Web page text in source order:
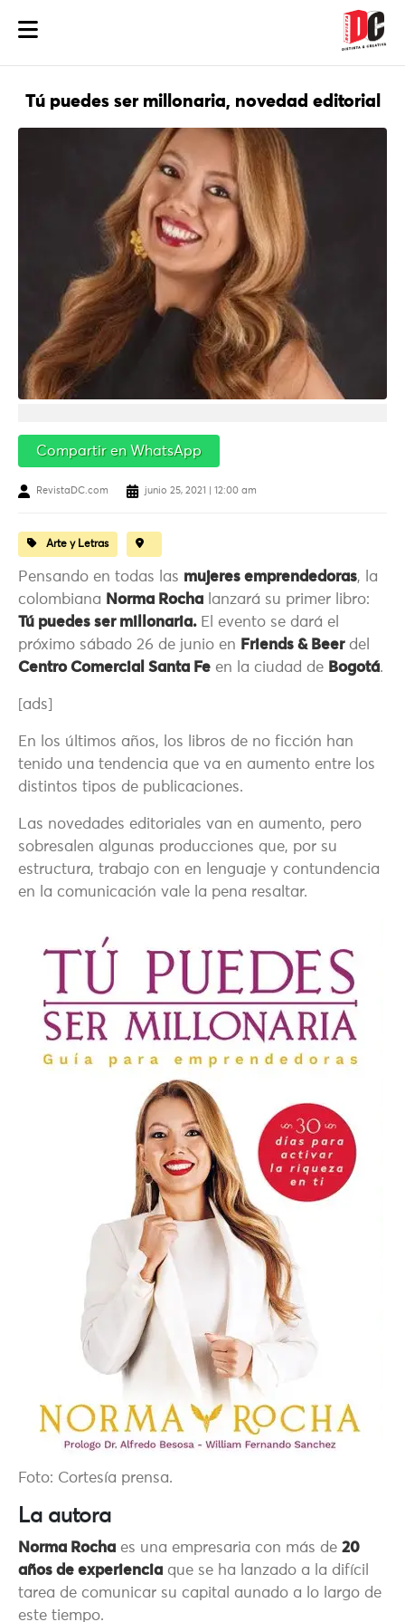
Tú puedes ser millonaria, novedad editorial
Compartir en WhatsApp
RevistaDC.com junio 25, 2021 | 12:00 am
Arte y Letras
Pensando en todas las mujeres emprendedoras, la
colombiana Norma Rocha lanzará su primer libro:
Tú puedes ser millonaria. El evento se dará el
próximo sábado 26 de junio en Friends & Beerdel
Centro Comercial Santa Fe en la ciudad de Bogotá.
[ads]
En los últimos años, los libros de no ficción han
tenido una tendencia que va en aumento entre los
distintos tipos de publicaciones.
Las novedades editoriales van en aumento, pero
sobresalen algunas producciones que, por su
estructura, trabajo con en lenguaje y contundencia
en la comunicación vale la pena resaltar.
Foto: Cortesía prensa.
La autora
Norma Rocha es una empresaria con más de 20
años de experiencia que se ha lanzado a la difícil
tarea de comunicar su capital aunado a lo largo de
este tiempo.